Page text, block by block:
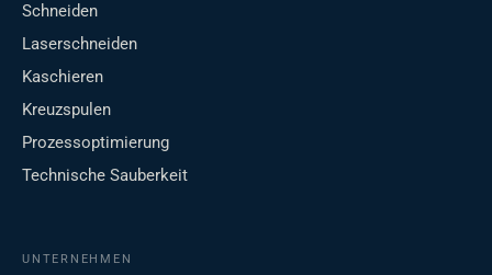
Schneiden
Laserschneiden
Kaschieren
Kreuzspulen
Prozessoptimierung
Technische Sauberkeit
UNTERNEHMEN